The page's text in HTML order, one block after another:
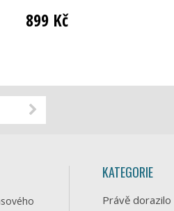
899 Kč
KATEGORIE
Právě dorazilo